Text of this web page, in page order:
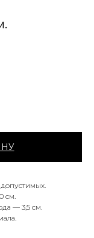
см.
— 3,5 см.